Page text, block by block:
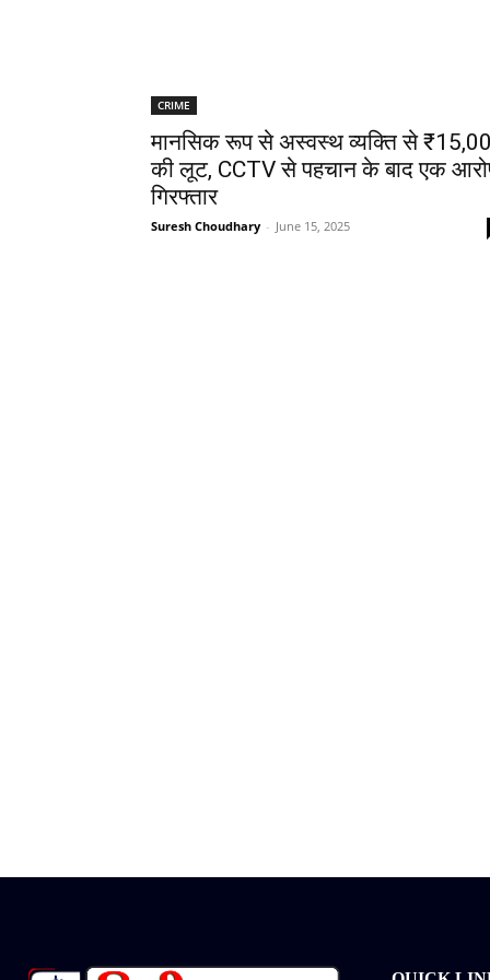
CRIME
मानसिक रूप से अस्वस्थ व्यक्ति से
की लूट, CCTV से पहचान के बाद एक
गिरफ्तार
Suresh Choudhary - June 15, 2025